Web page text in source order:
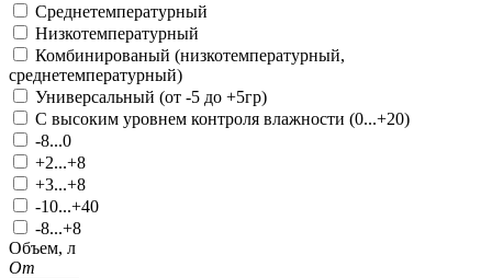
Среднетемпературный
Низкотемпературный
Комбинированый (низкотемпературный,
среднетемпературный)
Универсальный (от -5 до +5гр)
С высоким уровнем контроля влажности (0...+20)
-8...0
+2...+8
+3...+8
-10...+40
-8...+8
Объем, л
От